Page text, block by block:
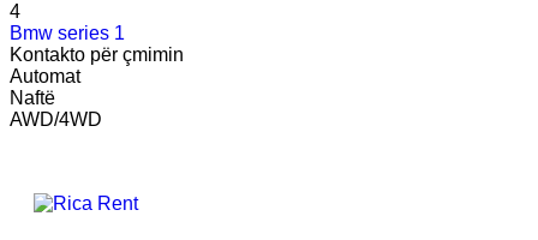
4
Bmw series 1
Kontakto për çmimin
Automat
Naftë
AWD/4WD